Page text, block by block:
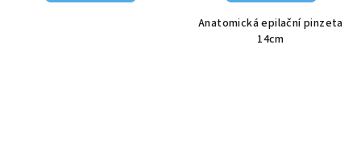
Anatomická epilační pinzeta
14cm